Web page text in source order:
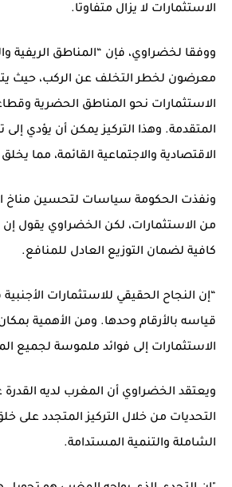
الاستثمارات لا يزال متفاوتا.
ووفقا لخضراوي، فإن “المناطق الريفية
معرضون لخطر التخلف عن الركب، حيث
الاستثمارات نحو المناطق الحضرية
المتقدمة. وهذا التركيز يمكن أن يؤدي إلى
الاقتصادية والاجتماعية القائمة، مما
ونفذت الحكومة سياسات لتحسين مناخ
من الاستثمارات، لكن الخضراوي يقول إن
كافية لضمان التوزيع العادل للمنافع.
“إن النجاح الحقيقي للاستثمارات
قياسه بالأرقام وحدها. ومن الأهمية
الاستثمارات إلى فوائد ملموسة لجميع
ويعتقد الخضراوي أن المغرب لديه
التحديات من خلال التركيز المتجدد على
الشاملة والتنمية المستدامة.